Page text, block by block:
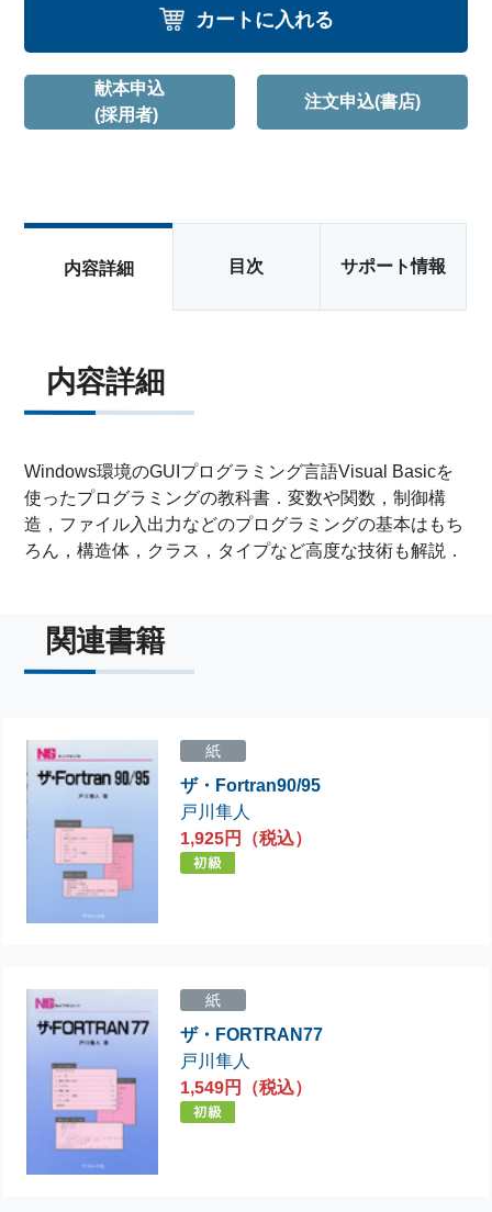
カートに入れる
献本申込
(採用者)
注文申込(書店)
内容詳細 目次 サポート情報
内容詳細
Windows環境のGUIプログラミング言語Visual Basicを
使ったプログラミングの教科書．変数や関数，制御構
造，ファイル入出力などのプログラミングの基本はもち
ろん，構造体，クラス，タイプなど高度な技術も解説．
関連書籍
紙
ザ・Fortran90/95
戸川隼人
1,925円（税込）
紙
ザ・FORTRAN77
戸川隼人
1,549円（税込）